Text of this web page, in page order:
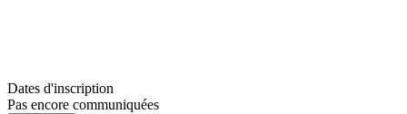
Dates d'inscription
Pas encore communiquées